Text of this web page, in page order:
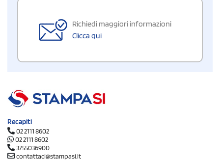
Richiedi maggiori informazioni
Clicca qui
Recapiti
02 2111 8602
02 2111 8602
3755036900
contattaci@stampasi.it